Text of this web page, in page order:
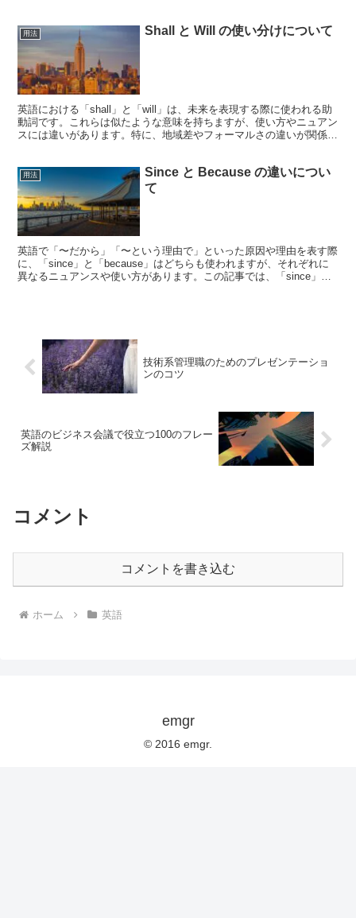
用法 Shall と Will の使い分けについて
英語における「shall」と「will」は、未来を表現する際に使われる助
動詞です。これらは似たような意味を持ちますが、使い方やニュアン
スには違いがあります。特に、地域差やフォーマルさの違いが関係し
用法
Since と Because の違いについ
て
英語で「〜だから」「〜という理由で」といった原因や理由を表す際
に、「since」と「because」はどちらも使われますが、それぞれに
異なるニュアンスや使い方があります。この記事では、「since」と
技術系管理職のためのプレゼンテーショ
ンのコツ
英語のビジネス会議で役立つ100のフレー
ズ解説
コメント
コメントを書き込む
ホーム 英語
emgr
© 2016 emgr.